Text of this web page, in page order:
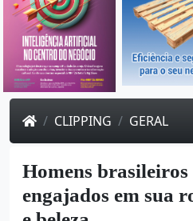
CLIPPING GERAL
Homens brasileiros
engajados em sua